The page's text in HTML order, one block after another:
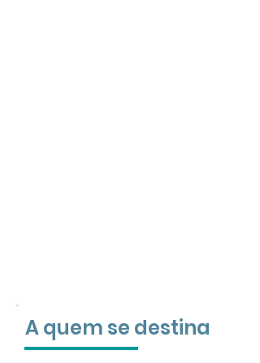
A quem se destina